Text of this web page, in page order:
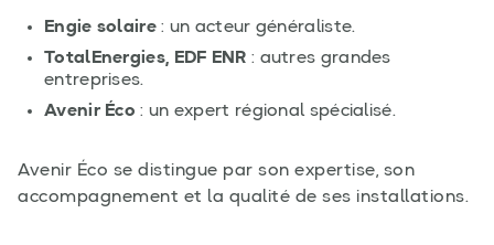
Engie solaire: un acteur généraliste.
TotalEnergies, EDF ENR : autres grandes
entreprises.
Avenir Éco : un expert régional spécialisé.
Avenir Éco se distingue par son expertise, son
accompagnement et la qualité de ses installations.